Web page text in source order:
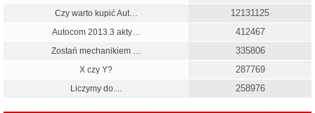
Czy warto kupić Aut…
12131125
Autocom 2013.3 akty… 412467
Zostań mechanikiem … 335806
X czy Y? 287769
Liczymy do.... 258976